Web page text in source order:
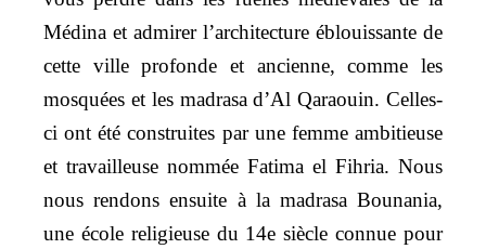
Médina et admirer l’architecture éblouissante de
cette ville profonde et ancienne, comme les
mosquées et les madrasa d’Al Qaraouin. Celles-
ci ont été construites par une femme ambitieuse
et travailleuse nommée Fatima el Fihria. Nous
nous rendons ensuite à la madrasa Bounania,
une école religieuse du 14e siècle connue pour